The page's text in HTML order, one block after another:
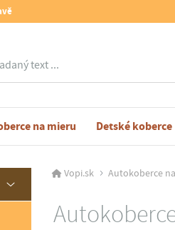
na mieru Detské koberce
Vopi.sk Autokoberce